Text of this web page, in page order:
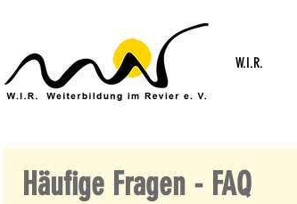
W.I.R.
Häufige Fragen - FAQ